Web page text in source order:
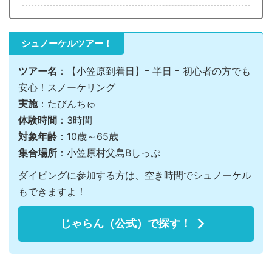
シュノーケルツアー！
ツアー名 ：【小笠原到着日】ｰ 半日 ｰ 初心者の方でも
安心！スノーケリング
実施：たびんちゅ
体験時間 ：3時間
対象年齢 ：10歳～65歳
集合場所 ：小笠原村父島Bしっぷ
ダイビングに参加する方は、空き時間でシュノーケル
もできますよ！
じゃらん（公式）で探す！